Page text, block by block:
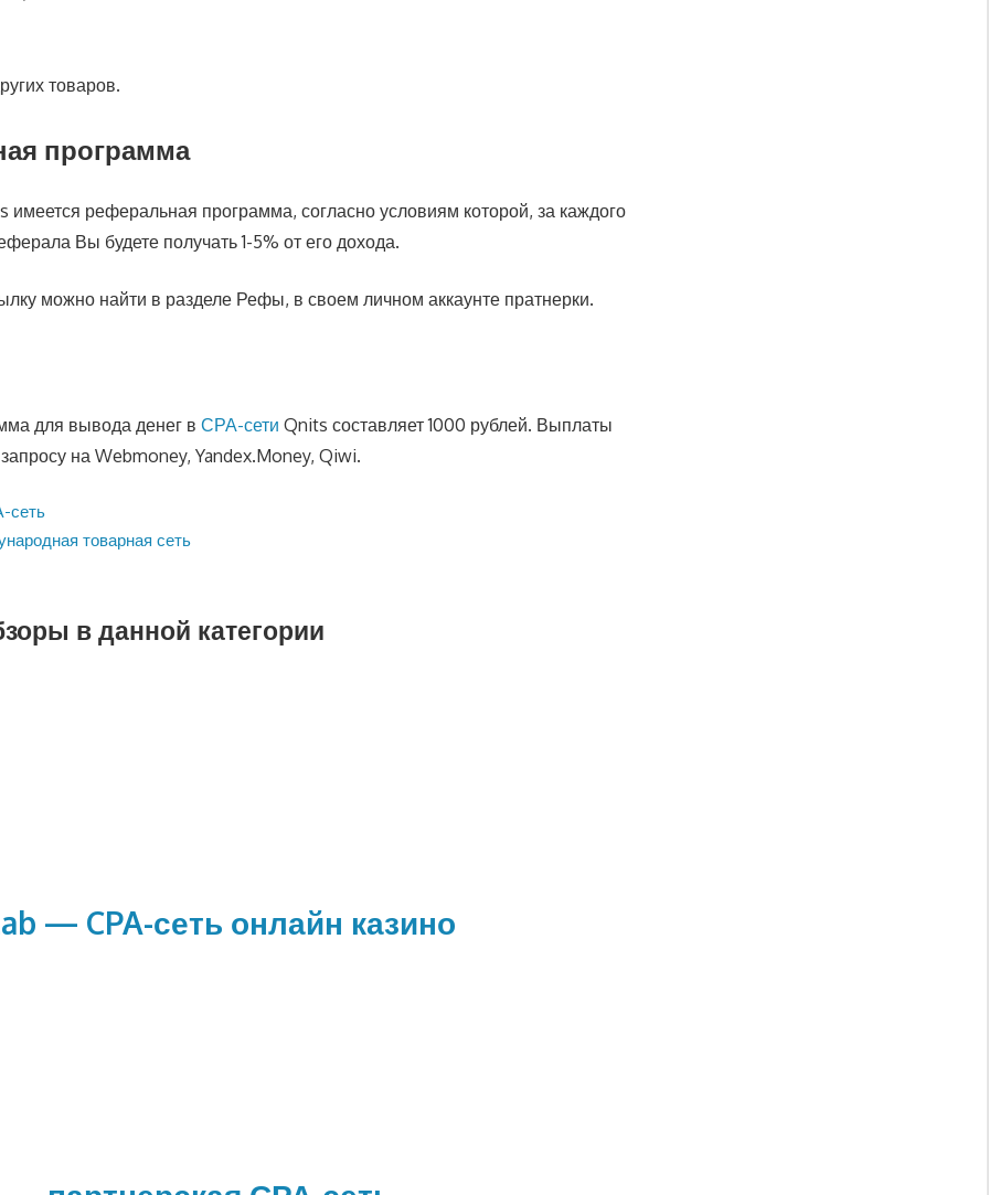
товаров.
программа
имеется реферальная программа, согласно условиям которой, за каждого
Вы будете получать 1-5% от его дохода.
можно найти в разделе Рефы, в своем личном аккаунте пратнерки.
для вывода денег вСРА-сети Qnits составляет 1000 рублей. Выплаты
на Webmoney, Yandex.Money, Qiwi.
сеть
товарная сеть
в данной категории
— CPA-сеть онлайн казино